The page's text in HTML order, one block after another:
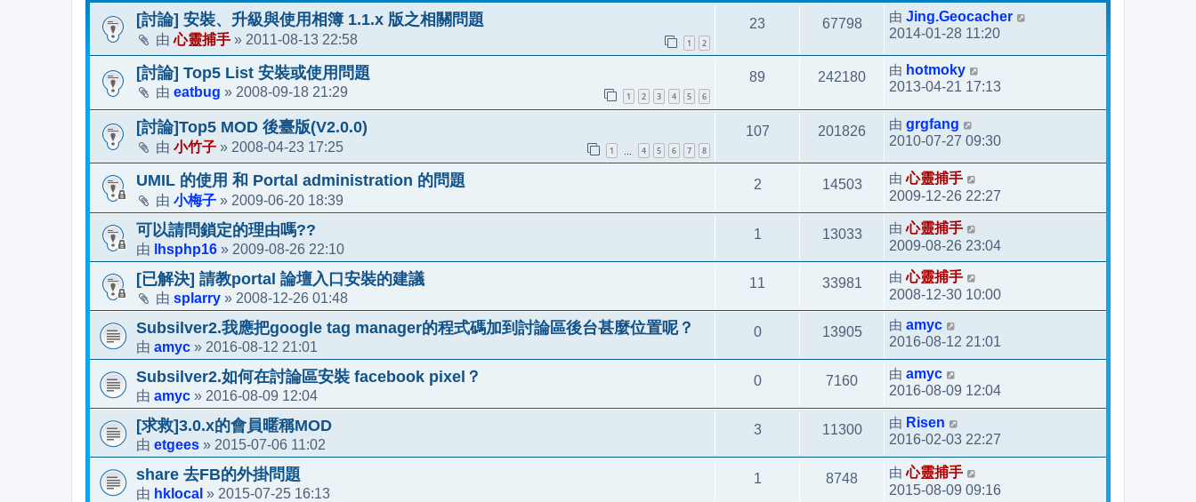
[討論] 安裝、升級與使用相簿 1.1.x 版之相關問題
由心靈捕手 » 2011-08-13 22:58 1 2
23 67798 由 Jing.Geocacher
2014-01-28 11:20
[討論] Top5 List 安裝或使用問題
由 eatbug » 2008-09-18 21:29 1 2 3 4 5 6
89 242180 由 hotmoky
2013-04-21 17:13
[討論]Top5 MOD 後臺版(V2.0.0)
由 小竹子 » 2008-04-23 17:25 1 4 5 6 7 8
107 201826 由 grgfang
2010-07-27 09:30
UMIL 的使用 和 Portal administration 的問題
由 小梅子 » 2009-06-20 18:39
2 14503 由心靈捕手
2009-12-26 22:27
可以請問鎖定的理由嗎??
由 lhsphp16 » 2009-08-26 22:10
1 13033 由心靈捕手
2009-08-26 23:04
[已解決] 請教portal 論壇入口安裝的建議
由 splarry » 2008-12-26 01:48
11 33981 由心靈捕手
2008-12-30 10:00
Subsilver2.我應把google tag manager的程式碼加到討論區後台甚麼位置呢？
由 amyc » 2016-08-12 21:01
0 13905 由 amyc
2016-08-12 21:01
Subsilver2.如何在討論區安裝 facebook pixel？
由 amyc » 2016-08-09 12:04
0 7160 由 amyc
2016-08-09 12:04
[求救]3.0.x的會員暱稱MOD
由 etgees » 2015-07-06 11:02
3 11300 由 Risen
2016-02-03 22:27
share 去FB的外掛問題
由 hklocal » 2015-07-25 16:13
1 8748 由心靈捕手
2015-08-09 09:16